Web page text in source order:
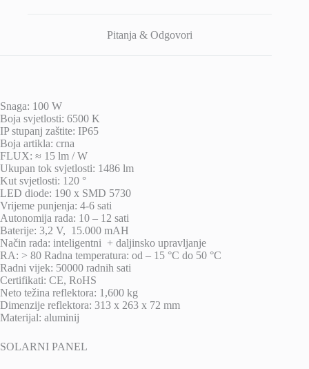
Pitanja & Odgovori
Snaga: 100 W
Boja svjetlosti: 6500 K
IP stupanj zaštite: IP65
Boja artikla: crna
FLUX: ≈ 15 lm / W
Ukupan tok svjetlosti: 1486 lm
Kut svjetlosti: 120 °
LED diode: 190 x SMD 5730
Vrijeme punjenja: 4-6 sati
Autonomija rada: 10 – 12 sati
Baterije: 3,2 V, 15.000 mAH
Način rada: inteligentni + daljinsko upravljanje
RA: > 80 Radna temperatura: od – 15 °C do 50 °C
Radni vijek: 50000 radnih sati
Certifikati: CE, RoHS
Neto težina reflektora: 1,600 kg
Dimenzije reflektora: 313 x 263 x 72 mm
Materijal: aluminij
SOLARNI PANEL